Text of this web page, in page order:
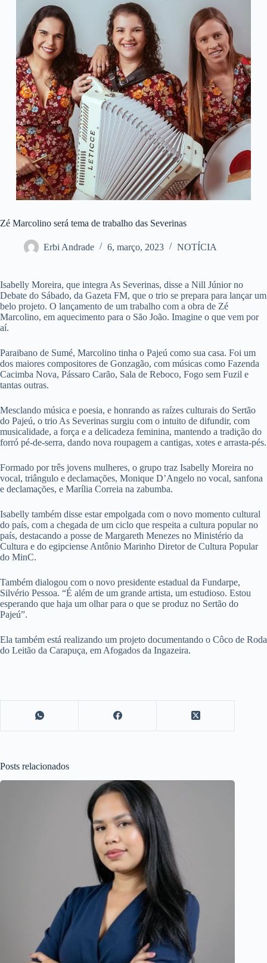
Zé Marcolino será tema de trabalho das Severinas
Erbi Andrade 6, março, 2023 NOTÍCIA
Isabelly Moreira, que integra As Severinas, disse a Nill Júnior no
Debate do Sábado, da Gazeta FM, que o trio se prepara para lançar um
belo projeto. O lançamento de um trabalho com a obra de Zé
Marcolino, em aquecimento para o São João. Imagine o que vem por
aí.
Paraibano de Sumé, Marcolino tinha o Pajeú como sua casa. Foi um
dos maiores compositores de Gonzagão, com músicas como Fazenda
Cacimba Nova, Pássaro Carão, Sala de Reboco, Fogo sem Fuzil e
tantas outras.
Mesclando música e poesia, e honrando as raízes culturais do Sertão
do Pajeú, o trio As Severinas surgiu com o intuito de difundir, com
musicalidade, a força e a delicadeza feminina, mantendo a tradição do
forró pé-de-serra, dando nova roupagem a cantigas, xotes e arrasta-pés.
Formado por três jovens mulheres, o grupo traz Isabelly Moreira no
vocal, triângulo e declamações, Monique D’Angelo no vocal, sanfona
e declamações, e Marília Correia na zabumba.
Isabelly também disse estar empolgada com o novo momento cultural
do país, com a chegada de um ciclo que respeita a cultura popular no
país, destacando a posse de Margareth Menezes no Ministério da
Cultura e do egipciense Antônio Marinho Diretor de Cultura Popular
do MinC.
Também dialogou com o novo presidente estadual da Fundarpe,
Silvério Pessoa. “É além de um grande artista, um estudioso. Estou
esperando que haja um olhar para o que se produz no Sertão do
Pajeú”.
Ela também está realizando um projeto documentando o Côco de Roda
do Leitão da Carapuça, em Afogados da Ingazeira.
Posts relacionados